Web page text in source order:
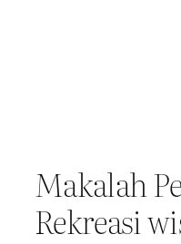
Makalah
Rekreasi